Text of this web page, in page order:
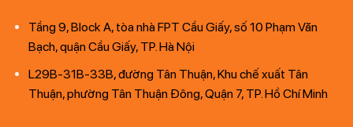
Tầng 9, Block A, tòa nhà FPT Cầu Giấy, số 10 Phạm Văn
Bạch, quận Cầu Giấy, TP. Hà Nội
L29B-31B-33B, đường Tân Thuận, Khu chế xuất Tân
Thuận, phường Tân Thuận Đông, Quận 7, TP. Hồ Chí Minh